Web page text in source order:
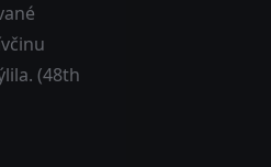
(48th